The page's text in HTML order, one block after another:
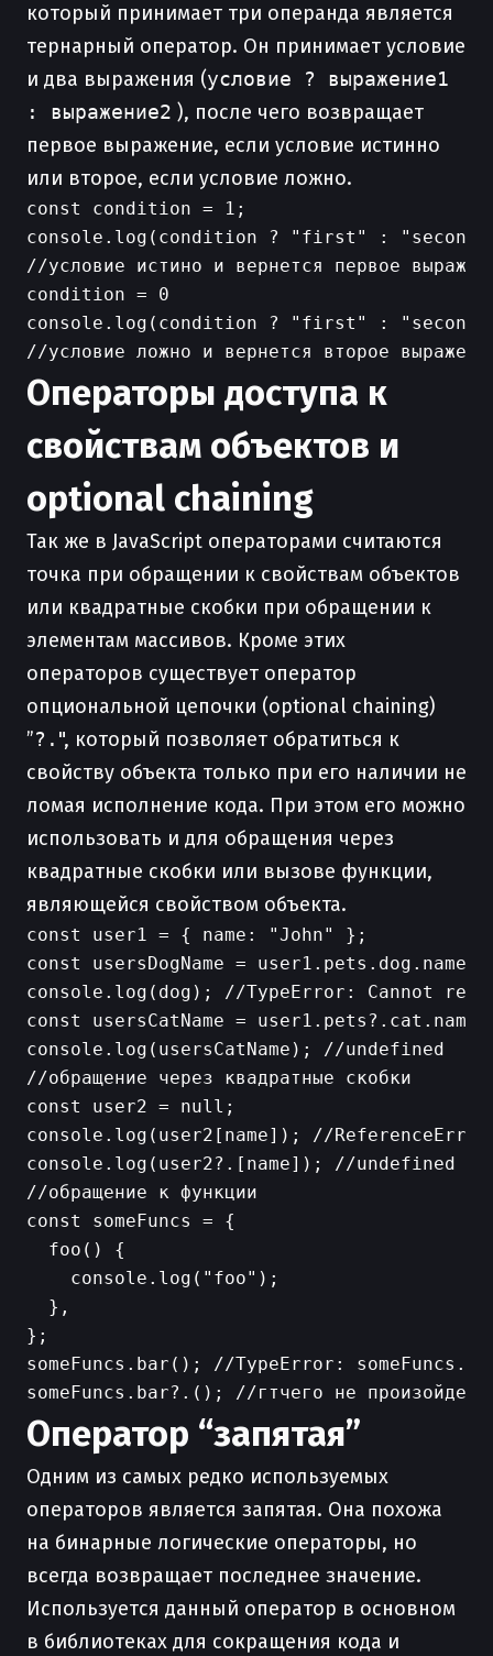
который принимает три операнда является
тернарный оператор. Он принимает условие
и два выражения (условие ? выражение1
: выражение2 ), после чего возвращает
первое выражение, если условие истинно
или второе, если условие ложно.
const condition = 1;
console.log(condition ? "first" :
//условие истино и вернется первое
condition = 0
console.log(condition ? "first" :
Операторы доступа к
свойствам объектов и
optional chaining
Так же в JavaScript операторами считаются
точка при обращении к свойствам объектов
или квадратные скобки при обращении к
элементам массивов. Кроме этих
операторов существует оператор
опциональной цепочки (optional chaining)
”?. ", который позволяет обратиться к
свойству объекта только при его наличии не
ломая исполнение кода. При этом его можно
использовать и для обращения через
квадратные скобки или вызове функции,
являющейся свойством объекта.
const user1 = { name: "John" };
const usersDogName = user1.pets.dog.name;
console.log(dog); //TypeError: Cannot
const usersCatName = user1.pets?.cat.name;
console.log(usersCatName); //undefined
//обращение через квадратные скобки
const user2 = null;
console.log(user2[name]); //
console.log(user2?.[name]); //undefined
//обращение к функции
const someFuncs = {
  foo() {
    console.log("foo");
  },
};
someFuncs.bar(); //TypeError:
Оператор “запятая”
Одним из самых редко используемых
операторов является запятая. Она похожа
на бинарные логические операторы, но
всегда возвращает последнее значение.
Используется данный оператор в основном
в библиотеках для сокращения кода и